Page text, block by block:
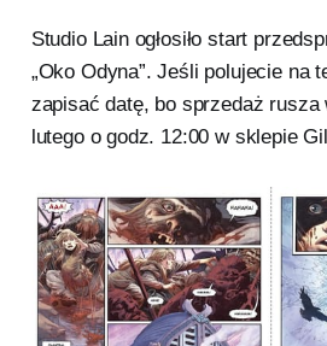
Studio Lain ogłosiło start
„Oko Odyna”. Jeśli polujecie na
zapisać datę, bo sprzedaż rusza
lutego o godz. 12:00 w sklepie